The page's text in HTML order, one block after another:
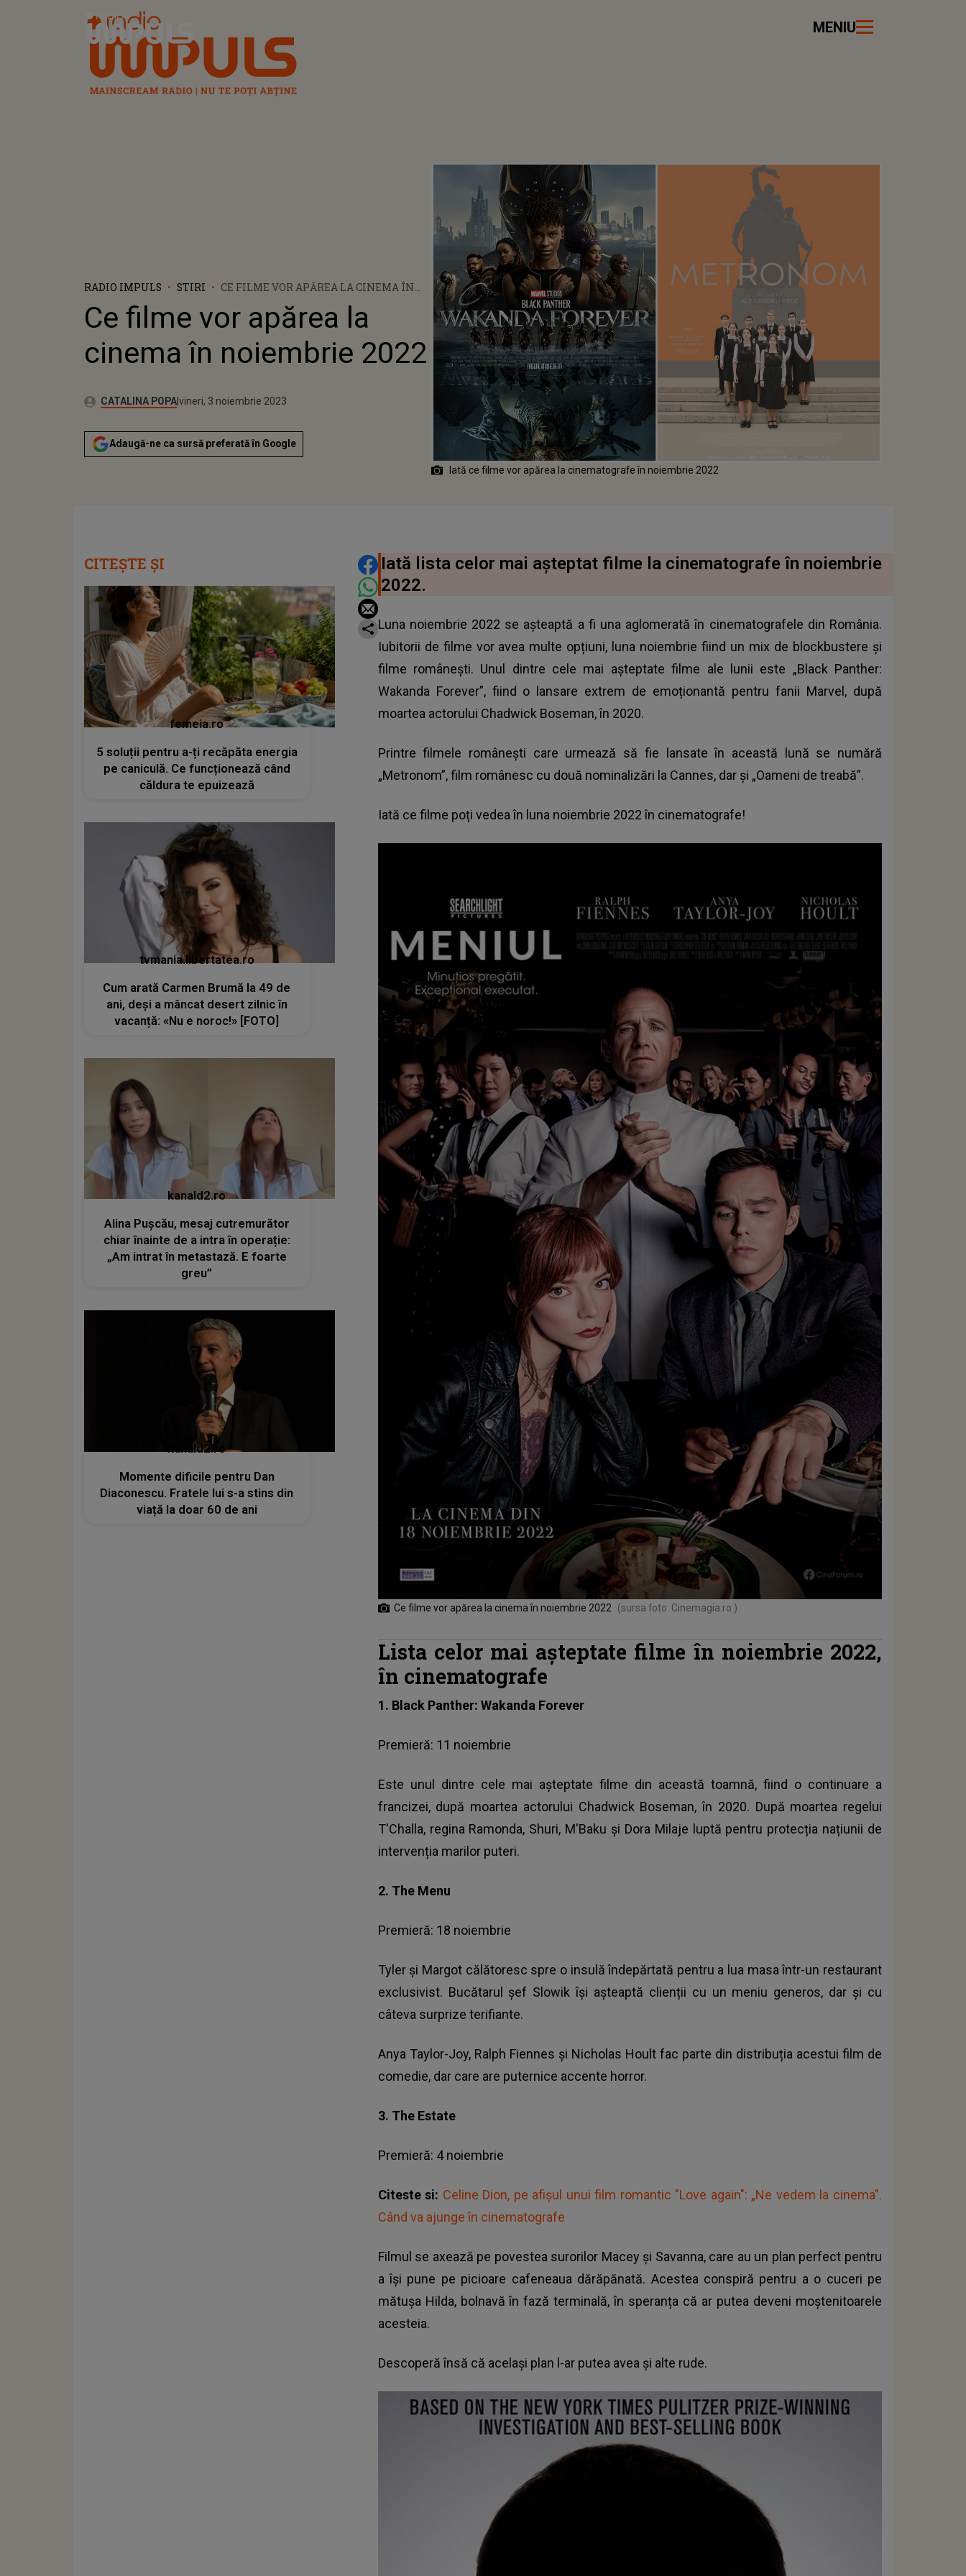
Radio Impuls MENIU
RADIO IMPULS STIRI
CE FILME VOR APĂREA LA CINEMA ÎN
Ce filme vor apărea la
cinema în noiembrie 2022
Autor:CATALINA POPAPublicat:
joi, 3 noiembrie 2022
Actualizat:
vineri, 3 noiembrie 2023
Adaugă-ne ca sursă preferată în Google
Iată ce filme vor apărea la cinematografe în noiembrie 2022
DISTRIBUIE ARTICOLUL
Iată lista celor mai așteptat filme la cinematografe în noiembrie
2022.
Luna noiembrie 2022 se așteaptă a fi una aglomerată în cinematografele din România.
Iubitorii de filme vor avea multe opțiuni, luna noiembrie fiind un mix de blockbustere și
filme românești. Unul dintre cele mai așteptate filme ale lunii este „Black Panther:
Wakanda Forever”, fiind o lansare extrem de emoționantă pentru fanii Marvel, după
moartea actorului Chadwick Boseman, în 2020.
Printre filmele românești care urmează să fie lansate în această lună se numără
„Metronom”, film românesc cu două nominalizări la Cannes, dar și „Oameni de treabă”.
Iată ce filme poți vedea în luna noiembrie 2022 în cinematografe!
Ce filme vor apărea la cinema în noiembrie 2022 (sursa foto: Cinemagia.ro )
Lista celor mai așteptate filme în noiembrie 2022,
în cinematografe
1. Black Panther: Wakanda Forever
Premieră: 11 noiembrie
Este unul dintre cele mai așteptate filme din această toamnă, fiind o continuare a
francizei, după moartea actorului Chadwick Boseman, în 2020. După moartea regelui
T'Challa, regina Ramonda, Shuri, M'Baku și Dora Milaje luptă pentru protecția națiunii de
intervenția marilor puteri.
2. The Menu
Premieră: 18 noiembrie
Tyler și Margot călătoresc spre o insulă îndepărtată pentru a lua masa într-un restaurant
exclusivist. Bucătarul șef Slowik își așteaptă clienții cu un meniu generos, dar și cu
câteva surprize terifiante.
Anya Taylor-Joy, Ralph Fiennes și Nicholas Hoult fac parte din distribuția acestui film de
comedie, dar care are puternice accente horror.
3. The Estate
Premieră: 4 noiembrie
Citeste si: Celine Dion, pe afişul unui film romantic "Love again": „Ne vedem la cinema”.
Când va ajunge în cinematografe
Filmul se axează pe povestea surorilor Macey și Savanna, care au un plan perfect pentru
a își pune pe picioare cafeneaua dărăpănată. Acestea conspiră pentru a o cuceri pe
mătușa Hilda, bolnavă în fază terminală, în speranța că ar putea deveni moștenitoarele
acesteia.
Descoperă însă că același plan l-ar putea avea și alte rude.
CITEȘTE ȘI
femeia.ro
5 soluții pentru a-ți recăpăta energia
pe caniculă. Ce funcționează când
căldura te epuizează
tvmania.libertatea.ro
Cum arată Carmen Brumă la 49 de
ani, deși a mâncat desert zilnic în
vacanță: «Nu e noroc!» [FOTO]
kanald2.ro
Alina Pușcău, mesaj cutremurător
chiar înainte de a intra în operație:
„Am intrat în metastază. E foarte
greu”
kanald2.ro
Momente dificile pentru Dan
Diaconescu. Fratele lui s-a stins din
viață la doar 60 de ani